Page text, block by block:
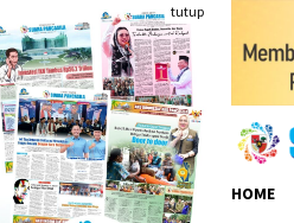
ke
konten
tutup
HOME